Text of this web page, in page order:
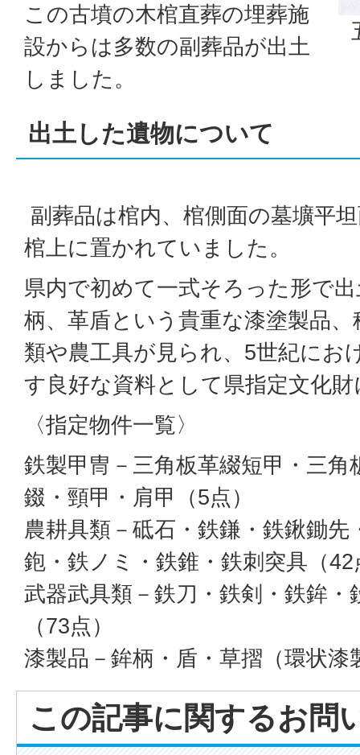
この古墳の木棺直葬の埋葬施
設からは多数の副葬品が出土
しました。
出土した遺物について
副葬品は棺内、棺側面の墓壙平
棺上に置かれていました。
県内で初めて一式そろった形で
柄、革盾という貴重な漆塗製品
類や農工具が見られ、5世紀にお
す良好な資料として県指定文化
〈指定物件一覧〉
鉄製甲冑－三角板革綴短甲・三角
錣・頸甲・肩甲（5点）
農耕具類－砥石・鉄鎌・鉄鍬鋤先
鉋・鉄ノミ・鉄錐・鉄刺突具（42
武器武具類－鉄刀・鉄剣・鉄鉾・
（73点）
漆製品－鉾柄・盾・草摺（環状漆
この記事に関するお問